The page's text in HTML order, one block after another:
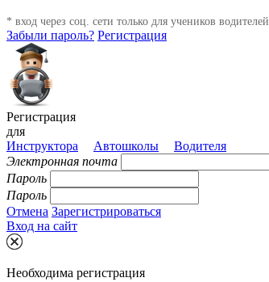
* вход через соц. сети только для учеников водителей
Забыли пароль? Регистрация
Регистрация
для
Инструктора
Автошколы
Водителя
Электронная почта
Пароль
Пароль
Отмена Зарегистрироваться
Вход на сайт
Необходима регистрация